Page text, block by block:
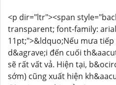
<p dir="ltr"><span
transparent; font-family:
11pt;">&ldquo;Nếu mưa
d&agrave;i đến cuối
sẽ rất vất vả. Hiện tại,
sớm) cũng xuất hiện